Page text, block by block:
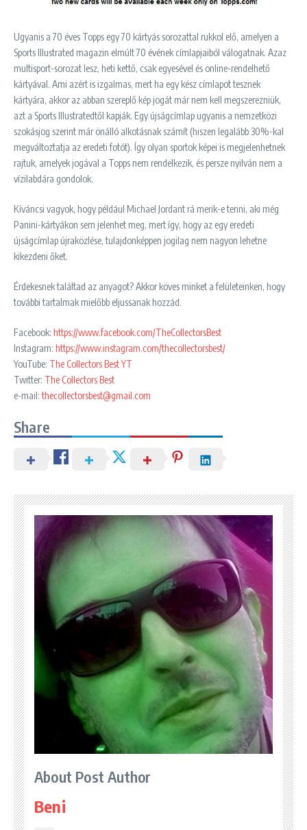
Ugyanis a 70 éves Topps egy 70 kártyás sorozattal rukkol elő, amelyen a
Sports Illustrated magazin elmúlt 70 évének címlapjaiból válogatnak. Azaz
multisport-sorozat lesz, heti kettő, csak egyesével és online-rendelhető
kártyával. Ami azért is izgalmas, mert ha egy kész címlapot tesznek
kártyára, akkor az abban szereplő kép jogát már nem kell megszerezniük,
azt a Sports Illustratedtől kapják. Egy újságcímlap ugyanis a nemzetközi
szokásjog szerint már önálló alkotásnak számít (hiszen legalább 30%-kal
megváltoztatja az eredeti fotót). Így olyan sportok képei is megjelenhetnek
rajtuk, amelyek jogával a Topps nem rendelkezik, és persze nyilván nem a
vízilabdára gondolok.
Kíváncsi vagyok, hogy például Michael Jordant rá merik-e tenni, aki még
Panini-kártyákon sem jelenhet meg, mert így, hogy az egy eredeti
újságcímlap újraközlése, tulajdonképpen jogilag nem nagyon lehetne
kikezdeni őket.
Érdekesnek találtad az anyagot? Akkor köves minket a felületeinken, hogy
további tartalmak mielőbb eljussanak hozzád.
Facebook: https://www.facebook.com/TheCollectorsBest
Instagram: https://www.instagram.com/thecollectorsbest/
YouTube: The Collectors Best YT
Twitter: The Collectors Best
e-mail:thecollectorsbest@gmail.com
Share
About Post Author
Beni